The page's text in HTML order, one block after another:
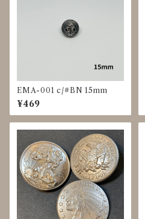
EMA-001 c/#BN 15mm
¥469